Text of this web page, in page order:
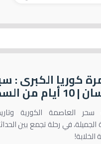
كوريا الكبرى :
من السحر
العاصمة الكورية
الجميلة، في رحلة تجمع بين
الخلابة!